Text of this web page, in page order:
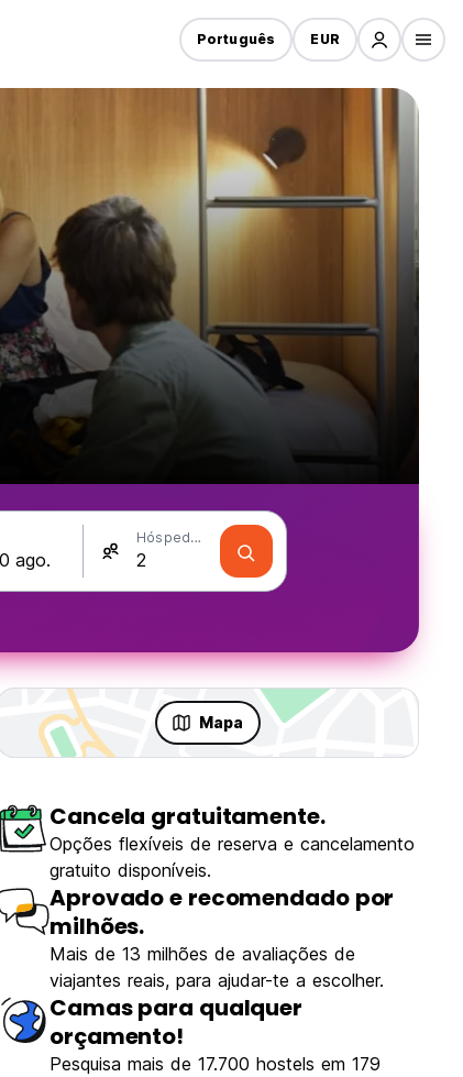
Português EUR
Hóspedes
Mapa
Cancela gratuitamente.
Opções flexíveis de reserva e cancelamento
gratuito disponíveis.
Aprovado e recomendado por
milhões.
Mais de 13 milhões de avaliações de
viajantes reais, para ajudar-te a escolher.
Camas para qualquer
orçamento!
Pesquisa mais de 17.700 hostels em 179